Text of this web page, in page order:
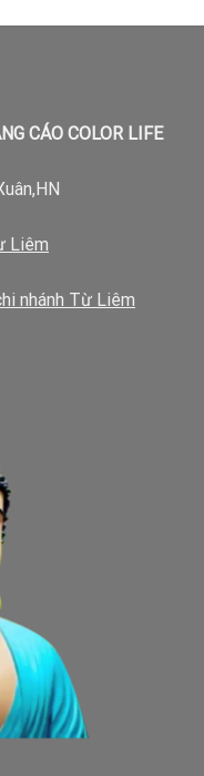
150.00₫.
CÁO COLOR LIFE
Liêm
nhánh Từ Liêm